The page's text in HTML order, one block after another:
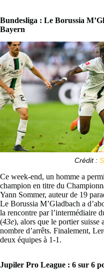
Bundesliga : Le Borussia
Bayern
Crédit :
Ce week-end, un homme a
champion en titre du
Yann Sommer, auteur de 19
Le Borussia M’Gladbach a
la rencontre par l’intermédiaire
(43e), alors que le portier suisse
nombre d’arrêts. Finalement,
deux équipes à 1-1.
Jupiler Pro League : 6 sur 6